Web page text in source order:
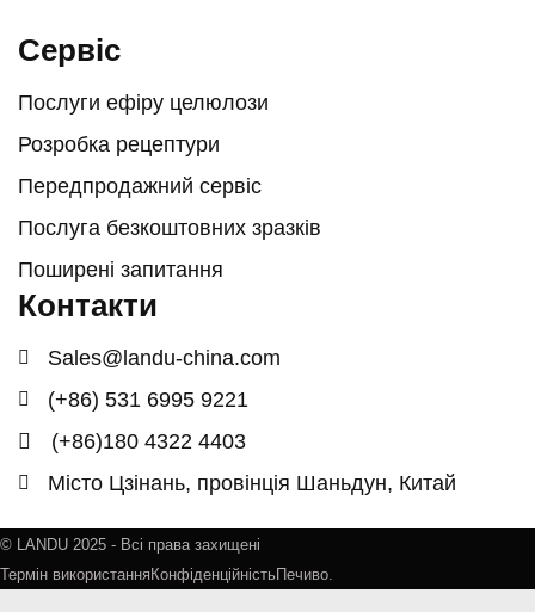
Сервіс
Послуги ефіру целюлози
Розробка рецептури
Передпродажний сервіс
Послуга безкоштовних зразків
Поширені запитання
Контакти
Sales@landu-china.com
(+86) 531 6995 9221
(+86)180 4322 4403
Місто Цзінань, провінція Шаньдун, Китай
© LANDU 2025 - Всі права захищені
Термін використанняКонфіденційністьПечиво.